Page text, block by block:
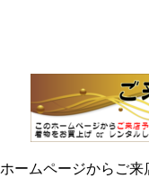
ホームページからご